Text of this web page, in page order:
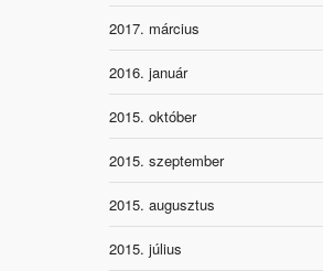
2017. március
2016. január
2015. október
2015. szeptember
2015. augusztus
2015. július